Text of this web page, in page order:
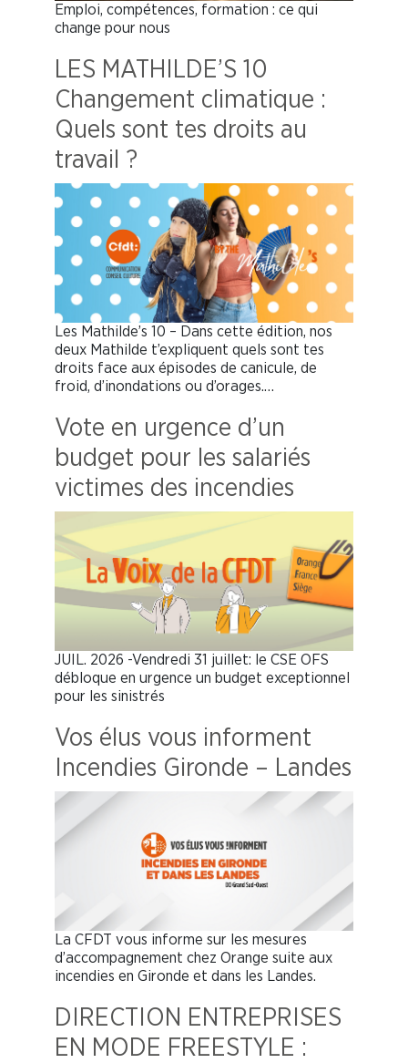
Emploi, compétences, formation : ce qui
change pour nous
LES MATHILDE’S 10
Changement climatique :
Quels sont tes droits au
travail ?
Les Mathilde’s 10 – Dans cette édition, nos
deux Mathilde t’expliquent quels sont tes
droits face aux épisodes de canicule, de
froid, d’inondations ou d’orages.…
Vote en urgence d’un
budget pour les salariés
victimes des incendies
JUIL. 2026 -Vendredi 31 juillet: le CSE OFS
débloque en urgence un budget exceptionnel
pour les sinistrés
Vos élus vous informent
Incendies Gironde – Landes
La CFDT vous informe sur les mesures
d’accompagnement chez Orange suite aux
incendies en Gironde et dans les Landes.
DIRECTION ENTREPRISES
EN MODE FREESTYLE :